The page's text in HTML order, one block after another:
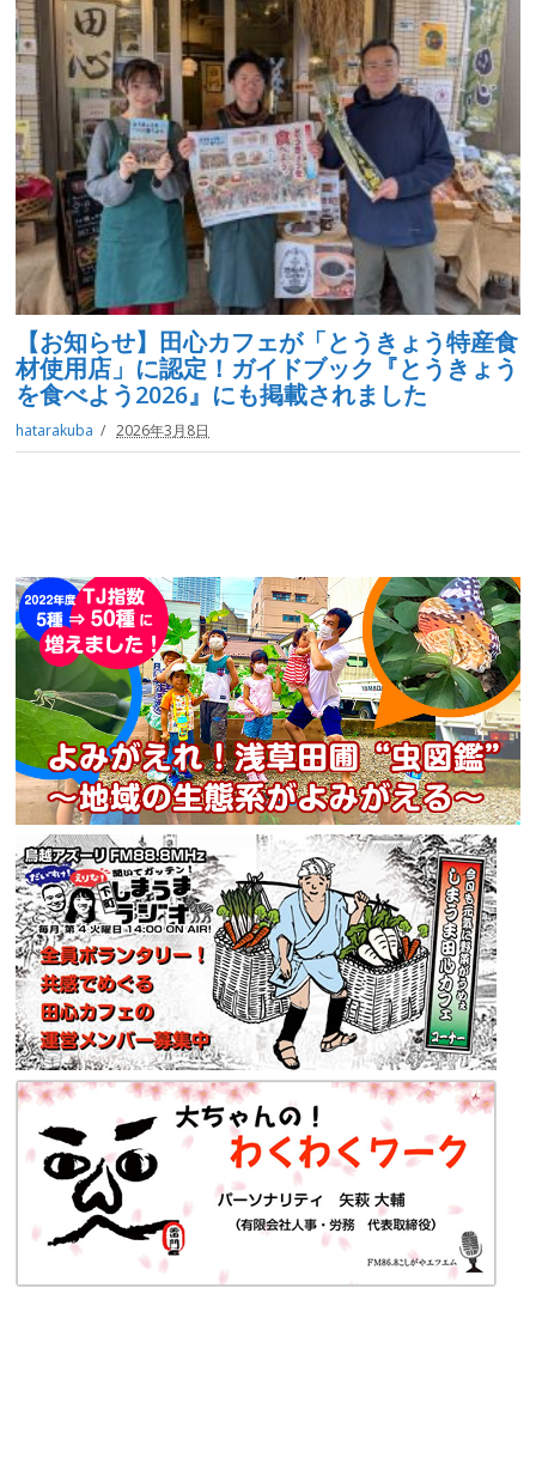
【お知らせ】田心カフェが「とうきょう特産食
材使用店」に認定！ガイドブック『とうきょう
を食べよう2026』にも掲載されました
hatarakuba 2026年3月8日